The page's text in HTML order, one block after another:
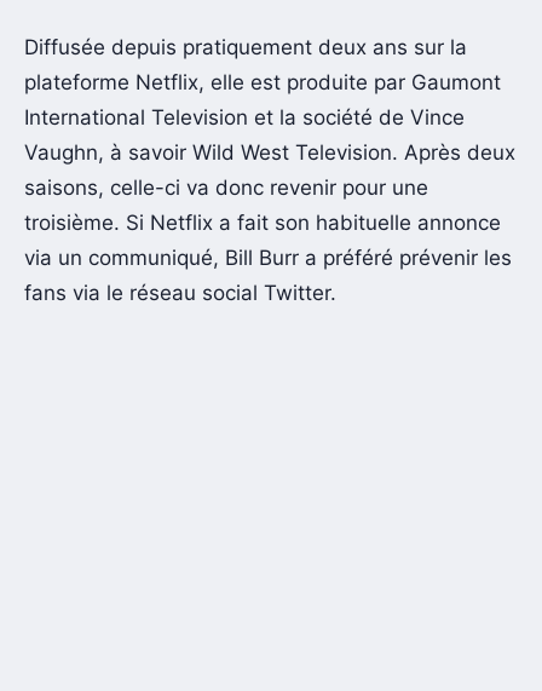
Diffusée depuis pratiquement deux ans sur la
plateforme Netflix, elle est produite par Gaumont
International Television et la société de Vince
Vaughn, à savoir Wild West Television. Après deux
saisons, celle-ci va donc revenir pour une
troisième. Si Netflix a fait son habituelle annonce
via un communiqué, Bill Burr a préféré prévenir les
fans via le réseau social Twitter.